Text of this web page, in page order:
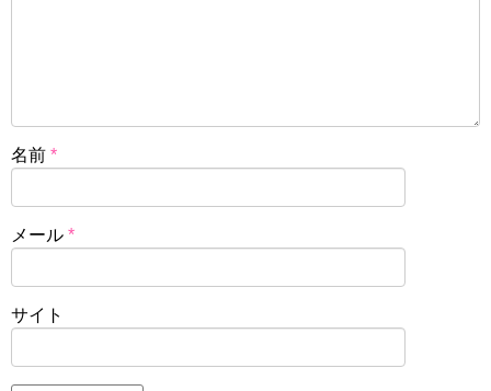
名前 *
メール *
サイト